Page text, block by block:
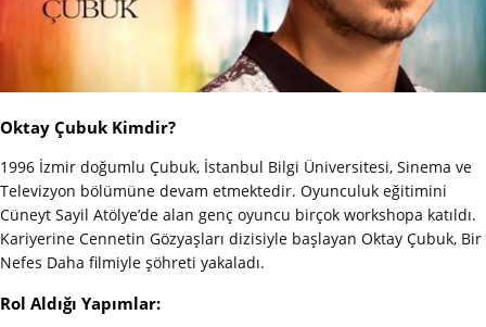
Oktay Çubuk Kimdir?
1996 İzmir doğumlu Çubuk, İstanbul Bilgi Üniversitesi, Sinema ve
Televizyon bölümüne devam etmektedir. Oyunculuk eğitimini
Cüneyt Sayil Atölye’de alan genç oyuncu birçok workshopa katıldı.
Kariyerine Cennetin Gözyaşları dizisiyle başlayan Oktay Çubuk, Bir
Nefes Daha filmiyle şöhreti yakaladı.
Rol Aldığı Yapımlar: